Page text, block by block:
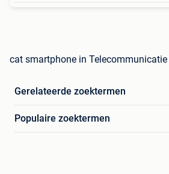
cat smartphone in Telecommunicatie
Gerelateerde zoektermen
Populaire zoektermen